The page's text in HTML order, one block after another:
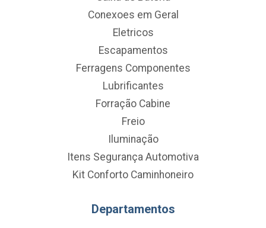
Conexoes em Geral
Eletricos
Escapamentos
Ferragens Componentes
Lubrificantes
Forração Cabine
Freio
Iluminação
Itens Segurança Automotiva
Kit Conforto Caminhoneiro
Departamentos